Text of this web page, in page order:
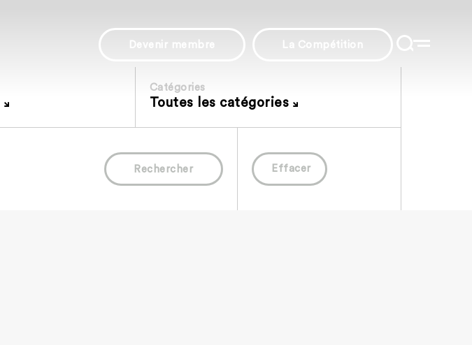
Devenir membre La Compétition
Catégories
Toutes les catégories
Rechercher Effacer